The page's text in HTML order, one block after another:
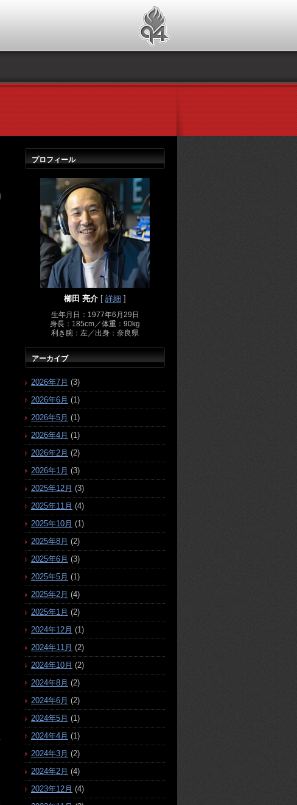
プロフィール
櫛田 亮介 [ 詳細 ]
生年月日：1977年6月29日
身長：185cm／体重：90kg
利き腕：左／出身：奈良県
アーカイブ
2026年7月 (3)
2026年6月 (1)
2026年5月 (1)
2026年4月 (1)
2026年2月 (2)
2026年1月 (3)
2025年12月 (3)
2025年11月 (4)
2025年10月 (1)
2025年8月 (2)
2025年6月 (3)
2025年5月 (1)
2025年2月 (4)
2025年1月 (2)
2024年12月 (1)
2024年11月 (2)
2024年10月 (2)
2024年8月 (2)
2024年6月 (2)
2024年5月 (1)
2024年4月 (1)
2024年3月 (2)
2024年2月 (4)
2023年12月 (4)